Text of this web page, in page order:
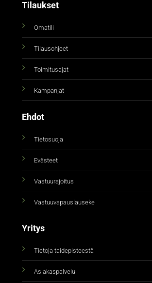
Tilaukset
Omatili
Tilausohjeet
Toimitusajat
Kampanjat
Ehdot
Tietosuoja
Evästeet
Vastuurajoitus
Vastuuvapauslauseke
Yritys
Tietoja taidepisteestä
Asiakaspalvelu